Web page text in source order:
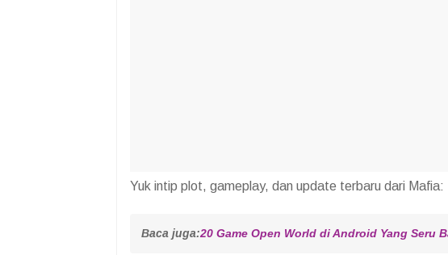
Yuk intip plot, gameplay, dan update terbaru dari
Baca juga:20 Game Open World di Android Yang Seru